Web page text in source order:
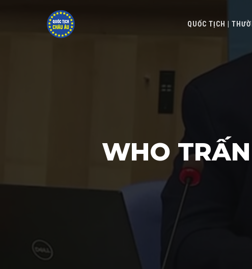
QUỐC TỊCH |
WHO